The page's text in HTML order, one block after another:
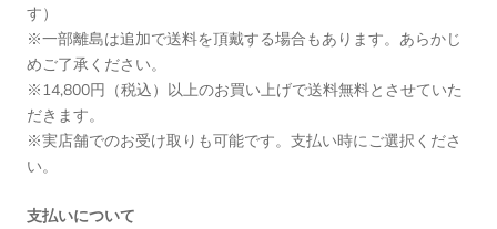
す）
※一部離島は追加で送料を頂戴する場合もあります。あらかじ
めご了承ください。
※14,800円（税込）以上のお買い上げで送料無料とさせていた
だきます。
※実店舗でのお受け取りも可能です。支払い時にご選択くださ
い。
支払いについて